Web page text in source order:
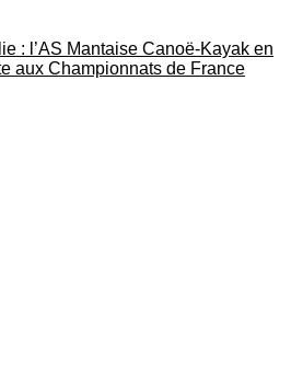
: l’AS Mantaise Canoë‑Kayak en
aux Championnats de France